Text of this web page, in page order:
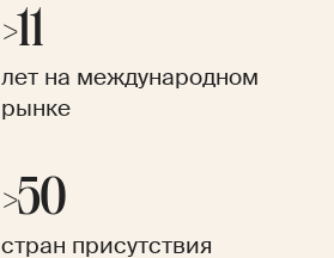
>11
лет на международном
рынке
>50
стран присутствия